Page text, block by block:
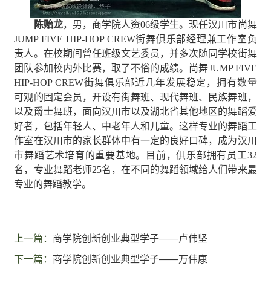
陈贻龙，男， 商学院人资06级学生。现任汉川市尚舞
JUMP FIVE HIP-HOP CREW街舞俱乐部经理兼工作室负
责人。 在校期间曾任班级文艺委员，并多次随同学校街舞
团队参加校内外比赛，取了不俗的成绩。尚舞JUMP FIVE
HIP-HOP CREW街舞俱乐部近几年发展稳定，拥有数量
可观的固定会员，开设有街舞班、现代舞班、民族舞班，
以及爵士舞班，面向汉川市以及湖北省其他地区的舞蹈爱
好者，包括年轻人、中老年人和儿童。这样专业的舞蹈工
作室在汉川市的家长群体中有一定的良好口碑，成为汉川
市舞蹈艺术培育的重要基地。目前，俱乐部拥有员工32
名，专业舞蹈老师25名，在不同的舞蹈领域给人们带来最
专业的舞蹈教学。
上一篇： 商学院创新创业典型学子——卢伟坚
下一篇： 商学院创新创业典型学子——万伟康